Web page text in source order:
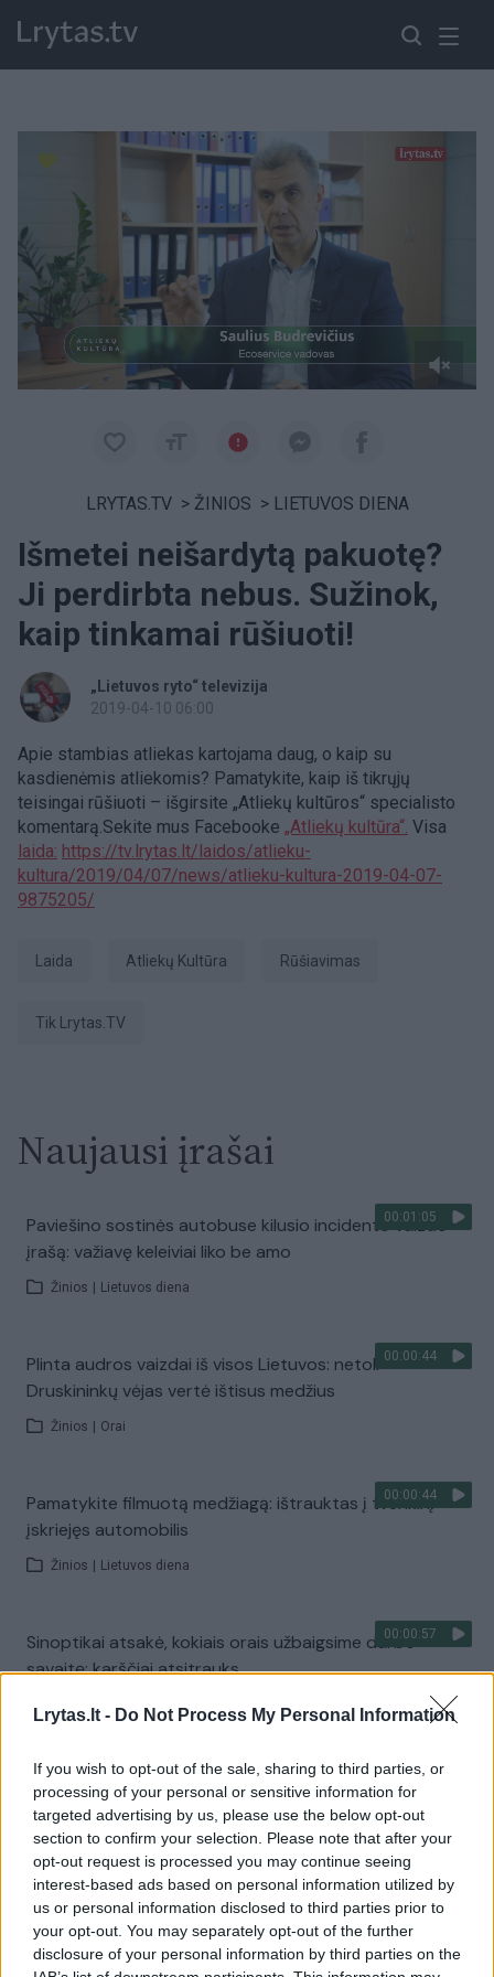
Lrytas.lt - Do Not Process My Personal Information
If you wish to opt-out of the sale, sharing to third parties, or
processing of your personal or sensitive information for
targeted advertising by us, please use the below opt-out
section to confirm your selection. Please note that after your
opt-out request is processed you may continue seeing
interest-based ads based on personal information utilized by
us or personal information disclosed to third parties prior to
your opt-out. You may separately opt-out of the further
disclosure of your personal information by third parties on the
LRYTAS.TV > ŽINIOS > LIETUVOS DIENA
Išmetei neišardytą pakuotę?
Ji perdirbta nebus. Sužinok,
kaip tinkamai rūšiuoti!
„Lietuvos ryto“ televizija
2019-04-10 06:00
Apie stambias atliekas kartojama daug, o kaip su
kasdienėmis atliekomis? Pamatykite, kaip iš tikrųjų
teisingai rūšiuoti – išgirsite „Atliekų kultūros“ specialisto
komentarą.Sekite mus Facebooke „Atliekų kultūra“. Visa
laida: https://tv.lrytas.lt/laidos/atlieku-
kultura/2019/04/07/news/atlieku-kultura-2019-04-07-
9875205/
laida Atliekų Kultūra rūšiavimas
tik Lrytas.TV
Naujausi įrašai
00:01:05
Paviešino sostinės autobuse kilusio incidento vaizdo
įrašą: važiavę keleiviai liko be amo
Žinios Lietuvos diena
00:00:44
Plinta audros vaizdai iš visos Lietuvos: netoli
Druskininkų vėjas vertė ištisus medžius
Žinios Orai
00:00:44
Pamatykite filmuotą medžiagą: ištrauktas į tvenkinį
įskriejęs automobilis
Žinios Lietuvos diena
00:00:57
Sinoptikai atsakė, kokiais orais užbaigsime darbo
savaitę: karščiai atsitrauks
| Orai
Visi įrašai
Žiūrimiausi įrašai
00:00:30
Vaizdai iš tragiškos avarijos Vilniaus r.: dviejų moterų ir